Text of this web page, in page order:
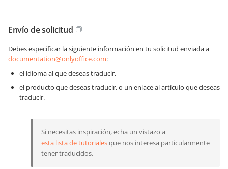
Envío de solicitud
Debes especificar la siguiente información en tu solicitud enviada a
documentation@onlyoffice.com:
el idioma al que deseas traducir,
el producto que deseas traducir, o un enlace al artículo que deseas
traducir.
Si necesitas inspiración, echa un vistazo a
esta lista de tutorialesque nos interesa particularmente
tener traducidos.